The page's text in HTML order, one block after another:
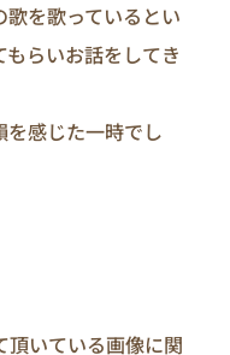
を歌っているとい
らいお話をしてき
感じた一時でし
頂いている画像に関